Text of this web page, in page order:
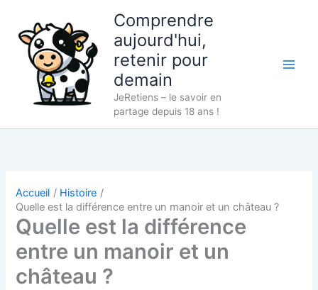
contenu
Comprendre
aujourd'hui,
retenir pour
demain
JeRetiens – le savoir en
partage depuis 18 ans !
Accueil
Histoire
Quelle est la différence entre un manoir et un château ?
Quelle est la différence
entre un manoir et un
château ?